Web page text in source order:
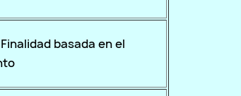
basada en el